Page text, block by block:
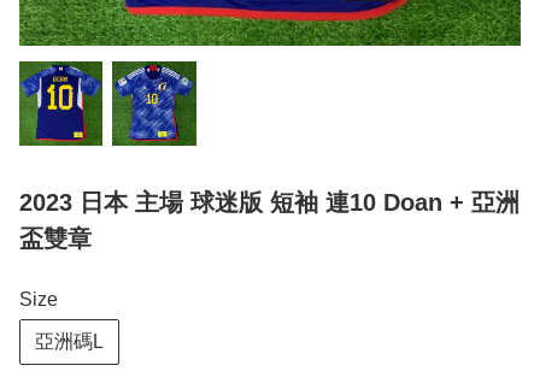
2023 日本 主場 球迷版 短袖 連10 Doan + 亞洲
盃雙章
Size
亞洲碼L